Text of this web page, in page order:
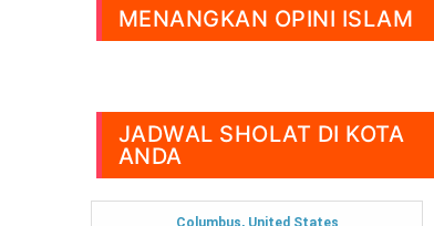
MENANGKAN OPINI ISLAM
JADWAL SHOLAT DI KOTA
ANDA